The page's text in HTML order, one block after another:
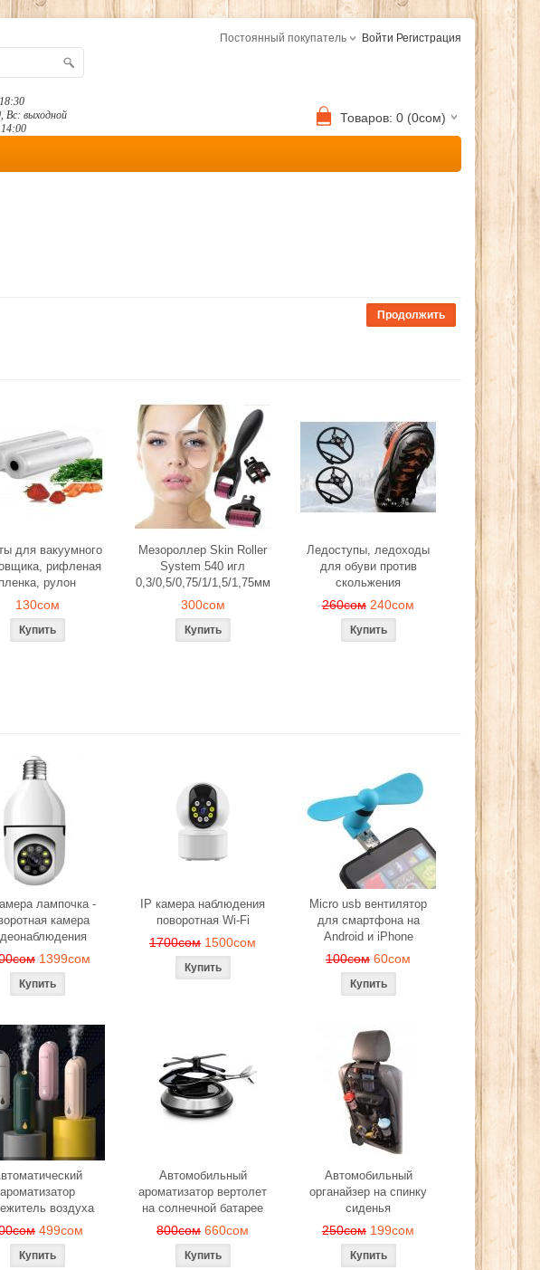
Постоянный покупатель Войти Регистрация
Вс: выходной
Товаров: 0 (0сом)
Наборы свечей, лепестков
роз для романтического
Эспандер фитнес резинка
тренажер (средняя нагрузка)
280сом
Ледоступы,
обуви
260сом
Продолжить
для вакуумного
рифленая
пленка, рулон
130сом
Мезороллер Skin Roller
System 540 игл
0,3/0,5/0,75/1/1,5/1,75мм
300сом
Ледоступы, ледоходы
для обуви против
скольжения
260сом 240сом
лампочка -
камера
1399сом
IP камера наблюдения
поворотная Wi-Fi
1700сом 1500сом
Micro usb вентилятор
для смартфона на
Android и iPhone
100сом 60сом
ароматизатор
воздуха
499сом
Автомобильный
ароматизатор вертолет
на солнечной батарее
800сом 660сом
Автомобильный
органайзер на спинку
сиденья
250сом 199сом